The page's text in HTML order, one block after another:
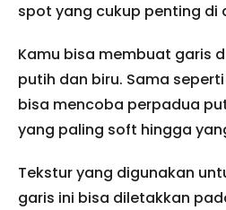
spot yang cukup penting di
Kamu bisa membuat garis
putih dan biru. Sama
bisa mencoba perpadua
yang paling soft hingga
Tekstur yang digunakan
garis ini bisa diletakkan